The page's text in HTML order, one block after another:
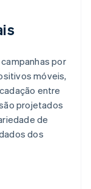
por
móveis,
entre
projetados
de
dos